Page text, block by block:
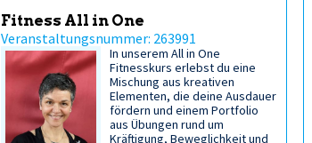
Fitness All in One
Veranstaltungsnummer: 263991
In unserem All in One
Fitnesskurs erlebst du eine
Mischung aus kreativen
Elementen, die deine Ausdauer
fördern und einem Portfolio
aus Übungen rund um
Kräftigung, Beweglichkeit und